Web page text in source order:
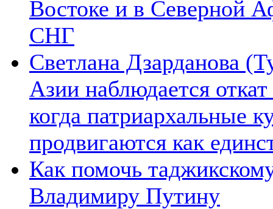
Востоке и в Северной
СНГ
Светлана Дзарданова
Азии наблюдается
когда патриархальные
продвигаются как
Как помочь
Владимиру Путину